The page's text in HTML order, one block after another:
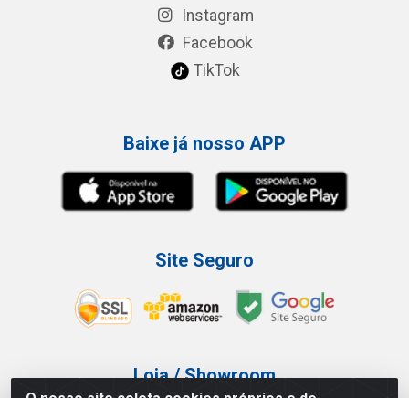
Instagram
Facebook
TikTok
Baixe já nosso APP
Site Seguro
Loja / Showroom